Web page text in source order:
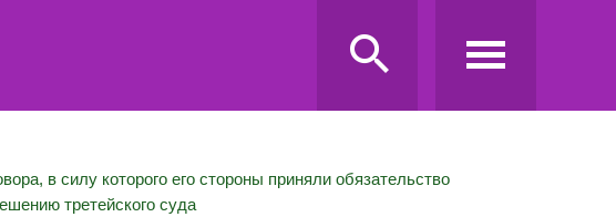
в силу которого его стороны приняли обязательство
третейского суда